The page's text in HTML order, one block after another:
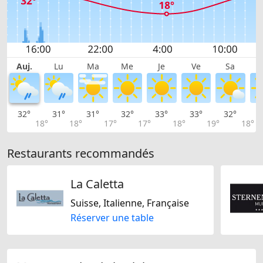
Auj. Lu Ma Me Je Ve Sa
32°
18°
31°
18°
31°
17°
32°
17°
33°
18°
33°
19°
32°
18°
Restaurants recommandés
La Caletta
Suisse, Italienne, Française
Réserver une table